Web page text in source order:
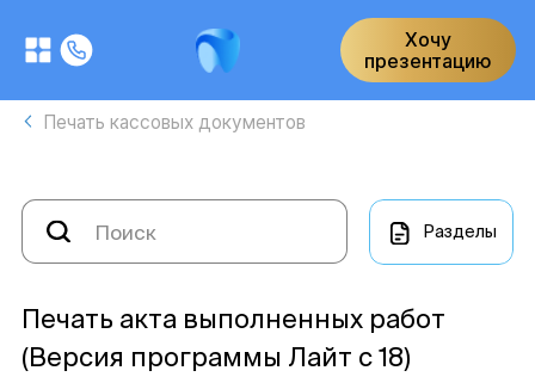
Хочу
презентацию
Печать кассовых документов
Разделы
Печать акта выполненных работ
(Версия программы Лайт с 18)